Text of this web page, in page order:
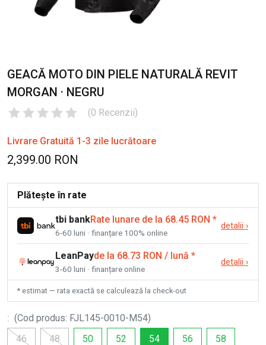
GEACĂ MOTO DIN PIELE NATURALĂ REVIT
MORGAN · NEGRU
(0 Recenzii)
Livrare Gratuită 1-3 zile lucrătoare
2,399.00 RON
Plătește în rate
tbi bankRate lunare de la 68.45 RON *
6-60 luni · finanțare 100% online
detalii ›
LeanPayde la 68.73 RON / lună *
3-60 luni · finanțare online
detalii ›
* estimat — rata exactă se calculează la check-out
: (Cod produs: FJL145-0010-M54)
46
48 50 52 54 56 58